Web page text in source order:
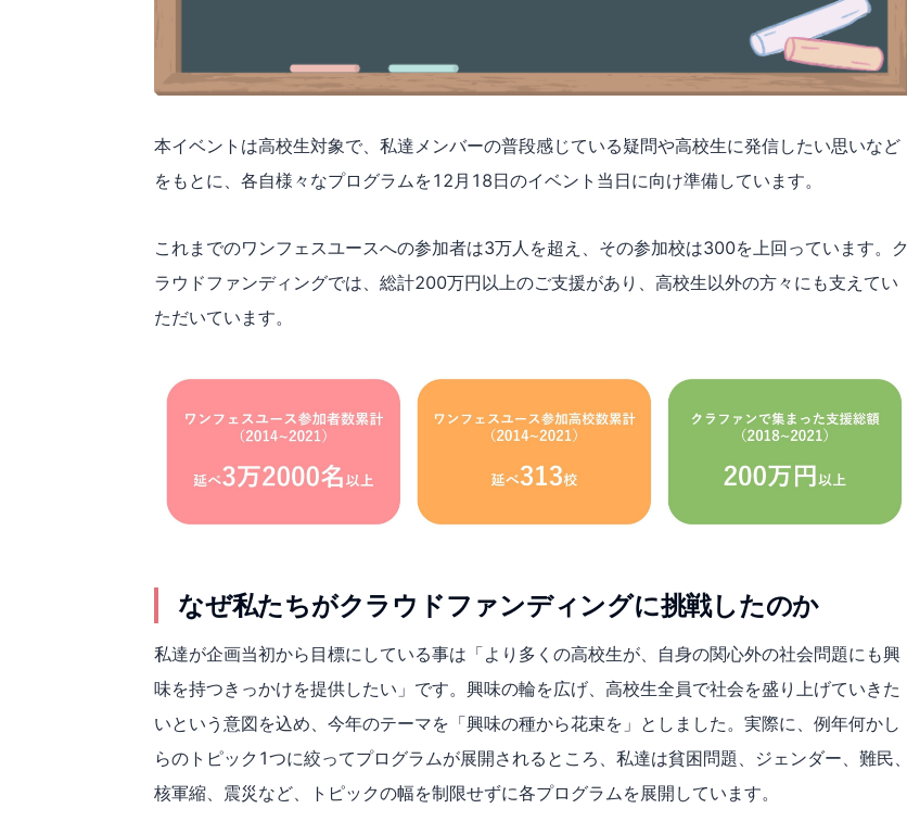
本イベントは高校生対象で、私達メンバーの普段感じている疑問や高校生に発信したい思いなど
をもとに、各自様々なプログラムを12月18日のイベント当日に向け準備しています。
これまでのワンフェスユースへの参加者は3万人を超え、その参加校は300を上回っています。ク
ラウドファンディングでは、総計200万円以上のご支援があり、高校生以外の方々にも支えてい
ただいています。
なぜ私たちがクラウドファンディングに挑戦したのか
私達が企画当初から目標にしている事は「より多くの高校生が、自身の関心外の社会問題にも興
味を持つきっかけを提供したい」です。興味の輪を広げ、高校生全員で社会を盛り上げていきた
いという意図を込め、今年のテーマを「興味の種から花束を」としました。実際に、例年何かし
らのトピック1つに絞ってプログラムが展開されるところ、私達は貧困問題、ジェンダー、難民、
核軍縮、震災など、トピックの幅を制限せずに各プログラムを展開しています。